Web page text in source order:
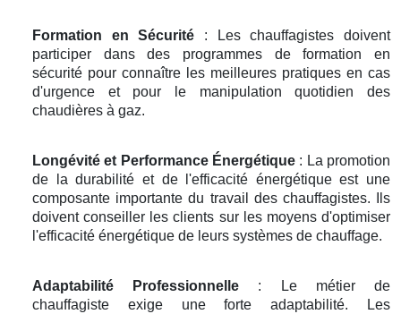
Formation en Sécurité : Les chauffagistes doivent
participer dans des programmes de formation en
sécurité pour connaître les meilleures pratiques en cas
d'urgence et pour le manipulation quotidien des
chaudières à gaz.
Longévité et Performance Énergétique : La promotion
de la durabilité et de l'efficacité énergétique est une
composante importante du travail des chauffagistes. Ils
doivent conseiller les clients sur les moyens d'optimiser
l'efficacité énergétique de leurs systèmes de chauffage.
Adaptabilité Professionnelle : Le métier de
chauffagiste exige une forte adaptabilité. Les